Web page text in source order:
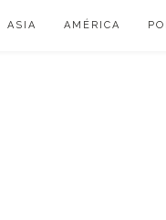
ASIA AMÉRICA